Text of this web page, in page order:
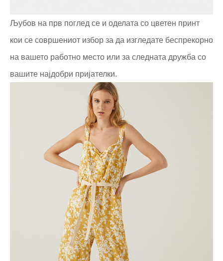
Љубов на прв поглед се и оделата со цветен принт
кои се совршениот избор за да изгледате беспрекорно
на вашето работно место или за следната дружба со
вашите најдобри пријателки.